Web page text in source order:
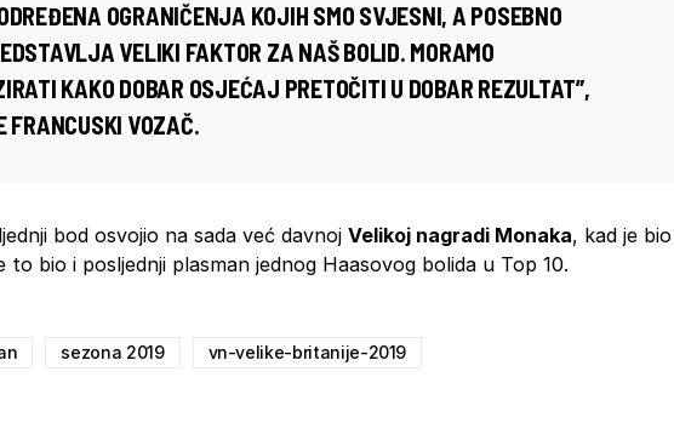
OGRANIČENJA KOJIH SMO SVJESNI, A POSEBNO
VELIKI FAKTOR ZA NAŠ BOLID. MORAMO
KAKO DOBAR OSJEĆAJ PRETOČITI U DOBAR REZULTAT”,
FRANCUSKI VOZAČ.
bod osvojio na sada već davnoj Velikoj nagradi Monaka, kad je bio
to bio i posljednji plasman jednog Haasovog bolida u Top 10.
sezona 2019 vn-velike-britanije-2019